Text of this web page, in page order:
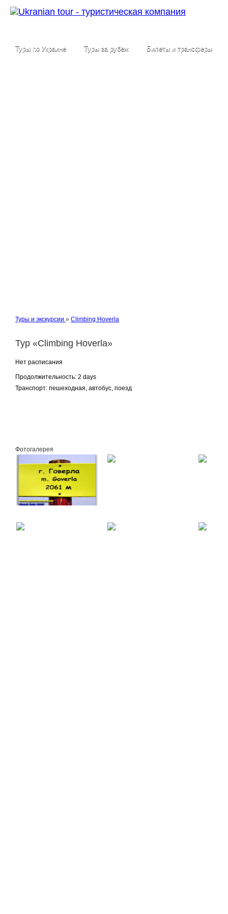
Туры по Украине Туры за рубеж Билеты и трансферы
Туры и экскурсии » Climbing Hoverla
Тур «Climbing Hoverla»
Нет расписания
Продолжительность: 2 days
Транспорт: пешеходная, автобус, поезд
Фотогалерея